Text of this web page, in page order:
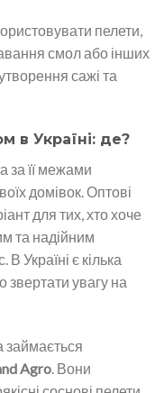
пелети,
смол або інших
сажі та
в Україні: де?
за її межами
домівок. Оптові
для тих, хто хоче
та надійним
Україні є кілька
звертати увагу на
займається
Agro . Вони